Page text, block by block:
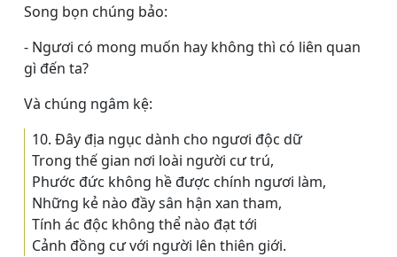
Song bọn chúng bảo:
- Ngươi có mong muốn hay không thì có liên quan
gì đến ta?
Và chúng ngâm kệ:
10. Ðây địa ngục dành cho ngươi độc dữ
Trong thế gian nơi loài người cư trú,
Phước đức không hề được chính ngươi làm,
Những kẻ nào đầy sân hận xan tham,
Tính ác độc không thể nào đạt tới
Cảnh đồng cư với người lên thiên giới.